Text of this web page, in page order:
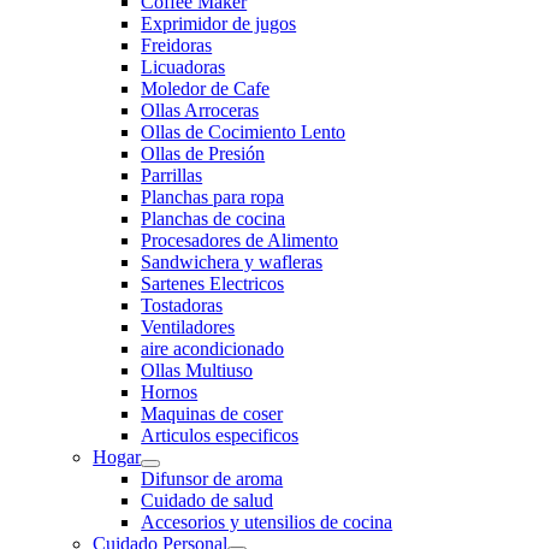
Exprimidor de jugos
Freidoras
Licuadoras
Moledor de Cafe
Ollas Arroceras
Ollas de Cocimiento Lento
Ollas de Presión
Parrillas
Planchas para ropa
Planchas de cocina
Procesadores de Alimento
Sandwichera y wafleras
Sartenes Electricos
Tostadoras
Ventiladores
aire acondicionado
Ollas Multiuso
Hornos
Maquinas de coser
Articulos especificos
Hogar
Difunsor de aroma
Cuidado de salud
Accesorios y utensilios de cocina
Cuidado Personal